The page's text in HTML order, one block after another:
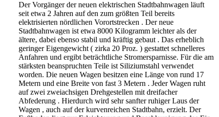
Der Vorgänger der neuen elektrischen Stadtbahnwagen läuft
seit etwa 2 Jahren auf den zum größten Teil bereits
elektrisierten nördlichen Vorortstrecken . Der neue
Stadtbahnwagen ist etwa 8000 Kilogramm leichter als der
ältere, dabei ebenso stabil und kräftig gebaut . Das erheblich
geringer Eigengewicht ( zirka 20 Proz. ) gestattet schnelleres
Anfahren und ergibt beträchtliche Stromersparnisse. Für die am
stärksten beanspruchten Teile ist Siliziumstahl verwendet
worden. Die neuen Wagen besitzen eine Länge von rund 17
Metern und eine Breite von fast 3 Metern . Jeder Wagen ruht
auf zwei zweiachsigen Drehgestellen mit dreifacher
Abfederung . Hierdurch wird sehr sanfter ruhiger Laus der
Wagen , auch auf der kurvenreichen Stadtbahn, erzielt. Der